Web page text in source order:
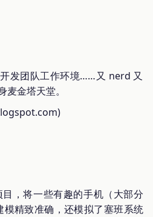
发团队工作环境……又 nerd 又
金塔天堂。
，将一些有趣的手机（大部分
模精致准确，还模拟了塞班系统